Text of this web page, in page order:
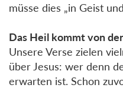
müsse dies „in Geist
Das Heil kommt von
Unsere Verse zielen
über Jesus: wer denn
erwarten ist. Schon